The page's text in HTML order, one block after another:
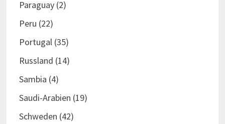
Paraguay(2)
Peru (22)
Portugal(35)
Russland (14)
Sambia (4)
Saudi-Arabien (19)
Schweden (42)